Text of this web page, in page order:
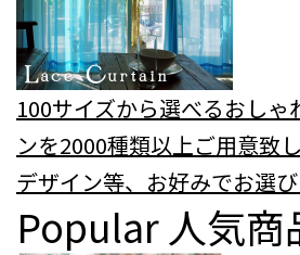
100サイズから選べるおしゃ
ンを2000種類以上ご用意致
デザイン等、お好みでお選び
Popular 人気商